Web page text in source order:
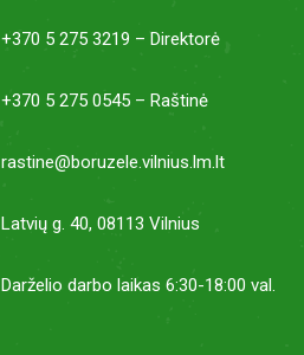
+370 5 275 3219 – Direktorė
+370 5 275 0545 – Raštinė
rastine@boruzele.vilnius.lm.lt
Latvių g. 40, 08113 Vilnius
Darželio darbo laikas 6:30-18:00 val.